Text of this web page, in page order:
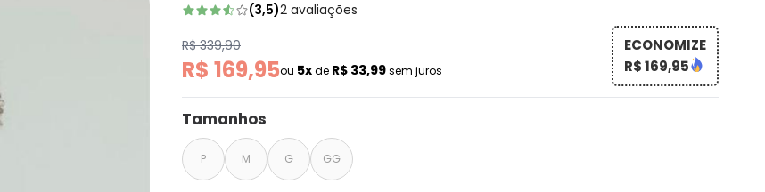
(3,5)2 avaliações
R$ 339,90
R$ 169,95ou 5xde R$ 33,99sem juros
ECONOMIZE
R$ 169,95
Tamanhos
P M G GG